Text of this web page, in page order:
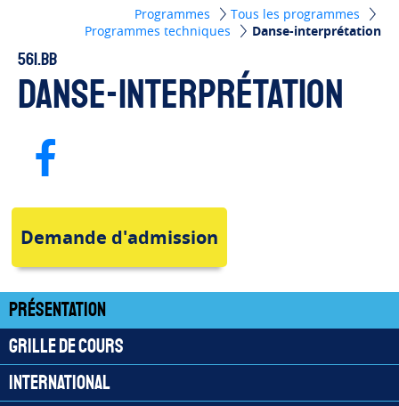
Programmes
Tous les programmes
Programmes techniques
Danse-interprétation
561.BB
Danse-interprétation
Présentation
Grille de cours
International
Demande d'admission